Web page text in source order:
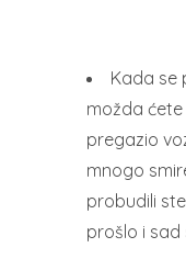
Kada se
možda
pregazio
mnogo
probudili
prošlo i sad